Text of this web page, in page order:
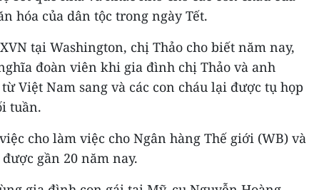
hóa của dân tộc trong ngày Tết.
tại Washington, chị Thảo cho biết năm nay,
đoàn viên khi gia đình chị Thảo và anh
Việt Nam sang và các con cháu lại được tụ họp
tuần.
cho làm việc cho Ngân hàng Thế giới (WB) và
gần 20 năm nay.